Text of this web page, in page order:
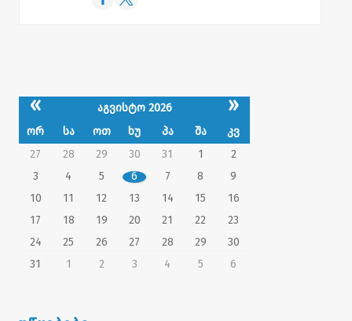
« აგვისტო 2026 »
ორ სა ოთ ხუ პა შა
კვ
27
28 29 30 31 1
2
3
4 5 6 7 8
9
10
11 12 13 14 15
16
17
18 19 20 21 22
23
24
25 26 27 28 29
30
31
1 2 3 4 5 6